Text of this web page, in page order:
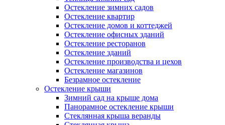
Остекление зимних садов
Остекление квартир
Остекление домов и коттеджей
Остекление офисных зданий
Остекление ресторанов
Остекление зданий
Остекление производства и цехов
Остекление магазинов
Безрамное остекление
Остекление крыши
Зимний сад на крыше дома
Панорамное остекление крыши
Стеклянная крыша веранды